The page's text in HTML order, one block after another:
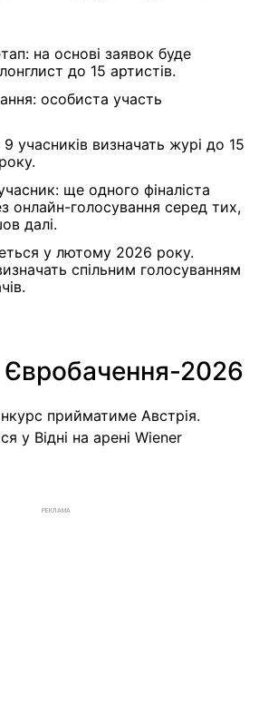
на основі заявок буде
до 15 артистів.
особиста участь
9 учасників визначать журі до 15
ще одного фіналіста
онлайн-голосування серед тих,
далі.
у лютому 2026 року.
спільним голосуванням
2026
прийматиме Австрія.
у Відні на арені Wiener
РЕКЛАМА